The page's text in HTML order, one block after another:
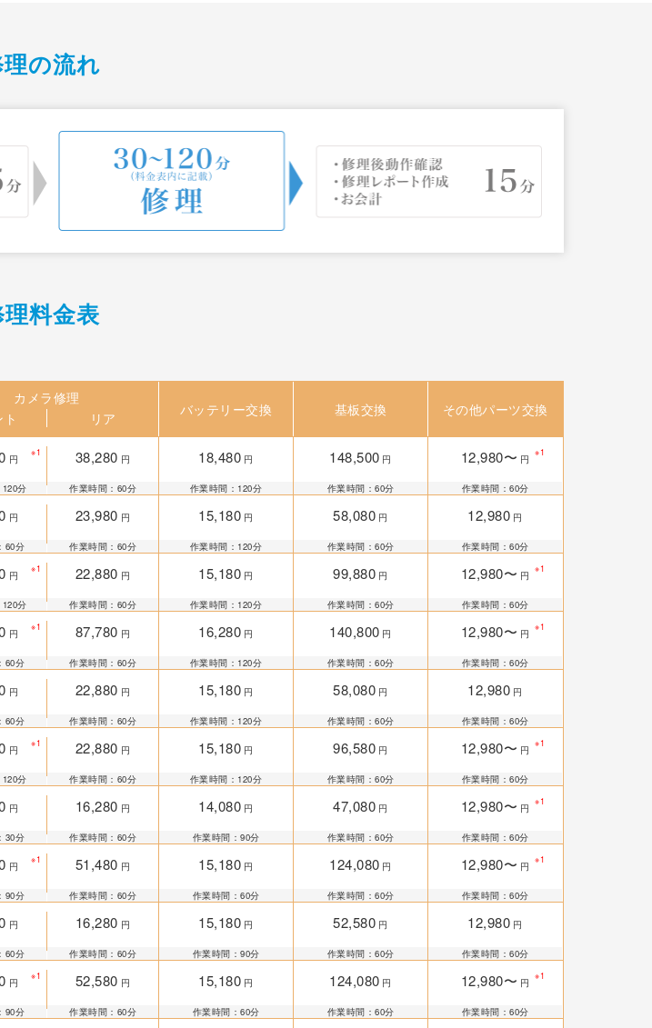
の流れ
理料金表
カメラ修理
リア バッテリー交換 基板交換 その他パーツ交換
円
※1
分
38,280 円
作業時間：60分
18,480 円
作業時間：120分
148,500 円
作業時間：60分
12,980〜 円
※1
作業時間：60分
円
60分
23,980 円
作業時間：60分
15,180 円
作業時間：120分
58,080 円
作業時間：60分
12,980 円
作業時間：60分
円
※1
分
22,880 円
作業時間：60分
15,180 円
作業時間：120分
99,880 円
作業時間：60分
12,980〜 円
※1
作業時間：60分
円
※1
60分
87,780 円
作業時間：60分
16,280 円
作業時間：120分
140,800 円
作業時間：60分
12,980〜 円
※1
作業時間：60分
円
60分
22,880 円
作業時間：60分
15,180 円
作業時間：120分
58,080 円
作業時間：60分
12,980 円
作業時間：60分
円
※1
分
22,880 円
作業時間：60分
15,180 円
作業時間：120分
96,580 円
作業時間：60分
12,980〜 円
※1
作業時間：60分
円
30分
16,280 円
作業時間：60分
14,080 円
作業時間：90分
47,080 円
作業時間：60分
12,980〜 円
※1
作業時間：60分
円
※1
90分
51,480 円
作業時間：60分
15,180 円
作業時間：60分
124,080 円
作業時間：60分
12,980〜 円
※1
作業時間：60分
円
60分
16,280 円
作業時間：60分
15,180 円
作業時間：90分
52,580 円
作業時間：60分
12,980 円
作業時間：60分
円
※1
90分
52,580 円
作業時間：60分
15,180 円
作業時間：60分
124,080 円
作業時間：60分
12,980〜 円
※1
作業時間：60分